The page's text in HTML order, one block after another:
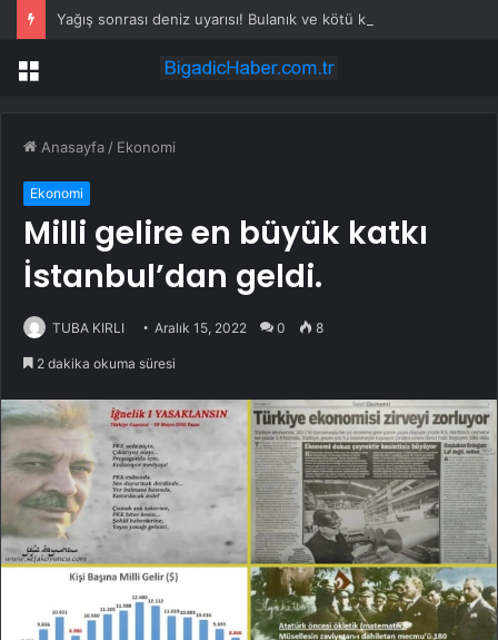
Menü
Anasayfa / Ekonomi
Ekonomi
Milli gelire en büyük katkı
İstanbul’dan geldi.
TUBA KIRLI Aralık 15, 2022 0 8
2 dakika okuma süresi